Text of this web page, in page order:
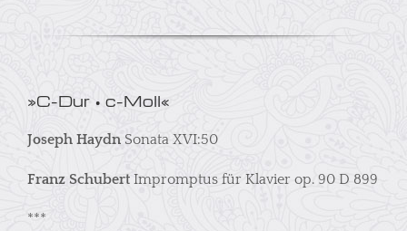
»C-Dur • c-Moll«
Joseph Haydn Sonata XVI:50
Franz Schubert Impromptus für Klavier op. 90 D 899
***